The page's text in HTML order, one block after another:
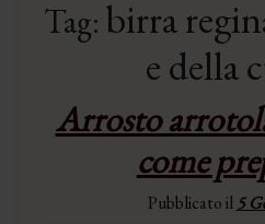
Tag: birra
e della
Arrosto
come
Pubblicato il5